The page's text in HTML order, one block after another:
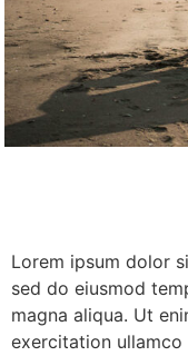
Lorem ipsum dolor
sed do eiusmod
magna aliqua. Ut
exercitation